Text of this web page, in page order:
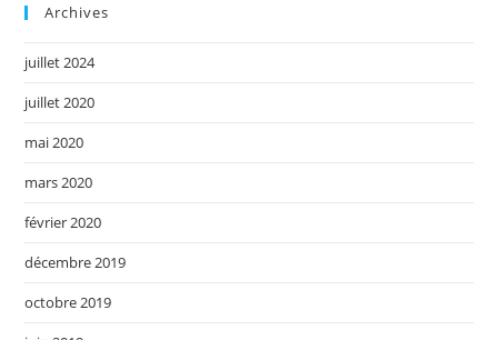
Archives
juillet 2024
juillet 2020
mai 2020
mars 2020
février 2020
décembre 2019
octobre 2019